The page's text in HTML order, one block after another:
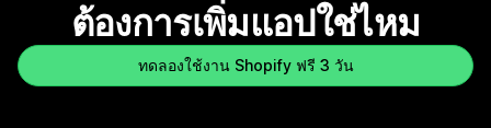
ต้องการเพิ่มแอปใช่ไหม
ทดลองใช้งาน Shopify ฟรี 3 วัน